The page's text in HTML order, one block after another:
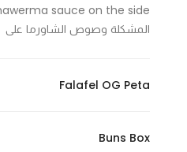
المشكلة وصوص الشاورما على
Falafel OG Peta
Buns Box
refuse
these
functionality